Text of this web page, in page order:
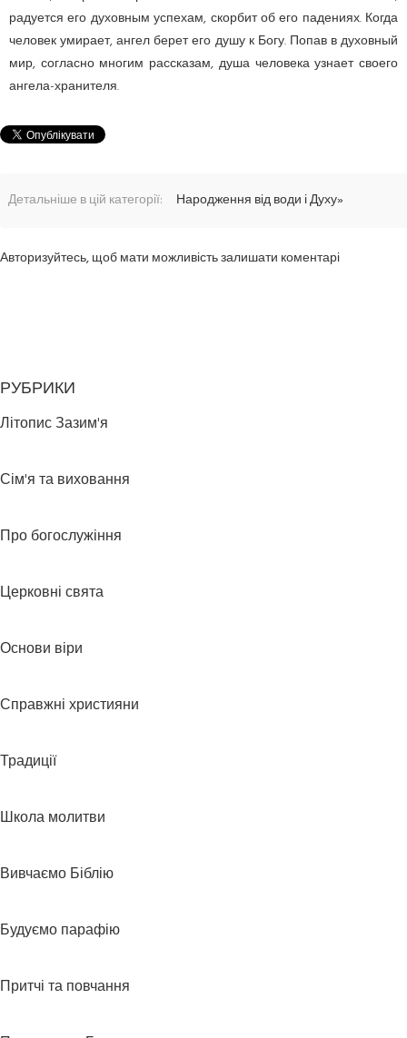
радуется его духовным успехам, скорбит об его падениях. Когда
человек умирает, ангел берет его душу к Богу. Попав в духовный
мир, согласно многим рассказам, душа человека узнает своего
ангела-хранителя.
Детальніше в цій категорії: Народження від води і Духу»
Авторизуйтесь, щоб мати можливість залишати коментарі
РУБРИКИ
Літопис Зазим'я
Сім'я та виховання
Про богослужіння
Церковні свята
Основи віри
Справжні християни
Традиції
Школа молитви
Вивчаємо Біблію
Будуємо парафію
Притчі та повчання